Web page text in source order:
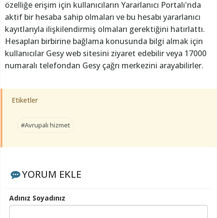
özelliğe erişim için kullanıcıların Yararlanıcı Portalı'nda
aktif bir hesaba sahip olmaları ve bu hesabı yararlanıcı
kayıtlarıyla ilişkilendirmiş olmaları gerektiğini hatırlattı.
Hesapları birbirine bağlama konusunda bilgi almak için
kullanıcılar Gesy web sitesini ziyaret edebilir veya 17000
numaralı telefondan Gesy çağrı merkezini arayabilirler.
Etiketler
#Avrupalı hizmet
YORUM EKLE
Adınız Soyadınız